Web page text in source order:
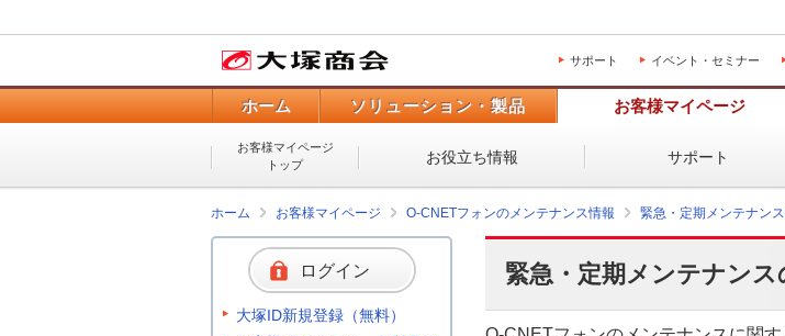
サポート イベント・セミナー
ホーム ソリューション・製品 お客様マイページ
お客様マイページ
トップ
お役立ち情報 サポート
ホーム お客様マイページ O-CNETフォンのメンテナンス情報 緊急・定期メンテナン
緊急・定期メンテナン
ログイン
大塚ID新規登録（無料）